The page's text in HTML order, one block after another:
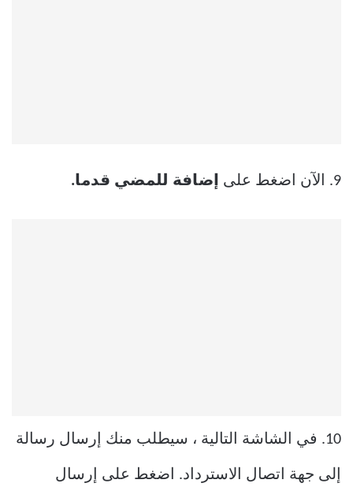
9. الآن اضغط على إضافة للمضي قدما.
10. في الشاشة التالية ، سيطلب منك إرسال رسالة
إلى جهة اتصال الاسترداد. اضغط على إرسال